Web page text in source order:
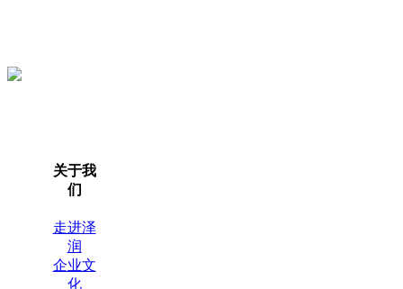
关于我
们
走进泽
润
企业文
化